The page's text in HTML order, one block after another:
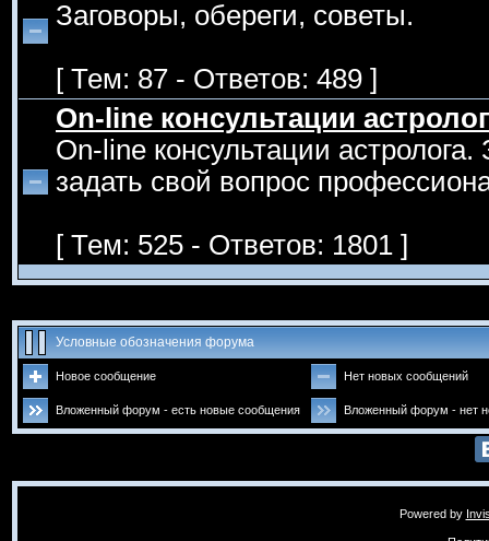
Заговоры, обереги, советы.
[ Тем: 87 - Ответов: 489 ]
On-line консультации
On-line консультации
задать свой вопрос
[ Тем: 525 - Ответов: 1801 ]
Условные обозначения форума
Новое сообщение Нет новых сообщений
Вложенный форум - есть новые сообщения Вложенный форум - нет
Powered by